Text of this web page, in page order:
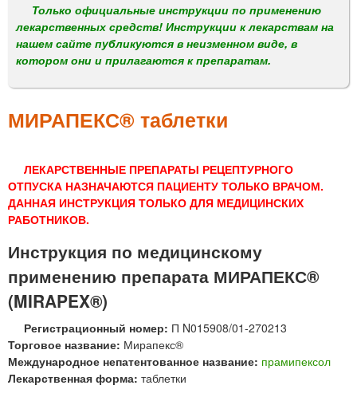
м
е
н
Только официальные инструкции по применению
лекарственных средств! Инструкции к лекарствам на
нашем сайте публикуются в неизменном виде, в
котором они и прилагаются к препаратам.
МИРАПЕКС® таблетки
ЛЕКАРСТВЕННЫЕ ПРЕПАРАТЫ РЕЦЕПТУРНОГО
ОТПУСКА НАЗНАЧАЮТСЯ ПАЦИЕНТУ ТОЛЬКО ВРАЧОМ.
ДАННАЯ ИНСТРУКЦИЯ ТОЛЬКО ДЛЯ МЕДИЦИНСКИХ
РАБОТНИКОВ.
Инструкция по медицинскому
применению препарата МИРАПЕКС®
(MIRAPEX®)
Регистрационный номер: П N015908/01-270213
Торговое название: Мирапекс®
Международное непатентованное название: прамипексол
Лекарственная форма: таблетки